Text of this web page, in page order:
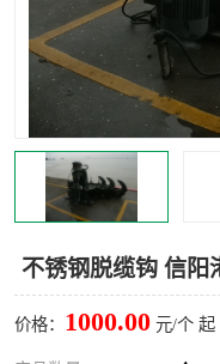
不锈钢脱缆钩 信阳
价格： 1000.00 元/个 起
紧急脱离干式接头
汽车鹤管
底部鹤管
浮动出油装置